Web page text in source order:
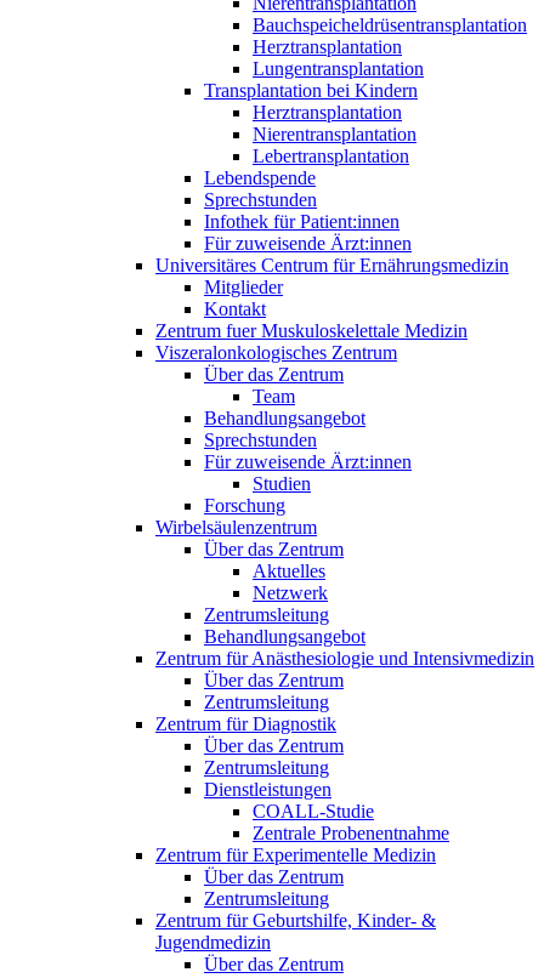
Bauchspeicheldrüsentransplantation
Herztransplantation
Lungentransplantation
Transplantation bei Kindern
Herztransplantation
Nierentransplantation
Lebertransplantation
Lebendspende
Sprechstunden
Infothek für Patient:innen
Für zuweisende Ärzt:innen
Universitäres Centrum für Ernährungsmedizin
Mitglieder
Kontakt
Zentrum fuer Muskuloskelettale Medizin
Viszeral­onkologisches Zentrum
Über das Zentrum
Team
Behandlungsangebot
Sprechstunden
Für zuweisende Ärzt:innen
Studien
Forschung
Wirbelsäulenzentrum
Über das Zentrum
Aktuelles
Netzwerk
Zentrumsleitung
Behandlungsangebot
Zentrum für Anästhesiologie und Intensivmedizin
Über das Zentrum
Zentrumsleitung
Zentrum für Diagnostik
Über das Zentrum
Zentrumsleitung
Dienstleistungen
COALL-Studie
Zentrale Probenentnahme
Zentrum für Experimentelle Medizin
Über das Zentrum
Zentrumsleitung
Zentrum für Geburtshilfe, Kinder- &
Jugendmedizin
Über das Zentrum